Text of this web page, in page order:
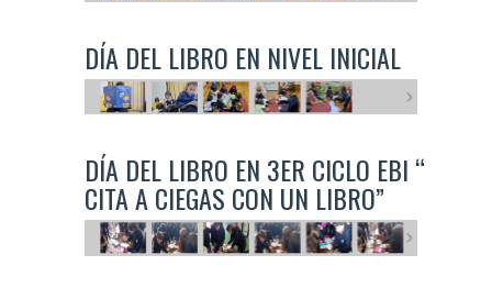
DÍA DEL LIBRO EN NIVEL INICIAL
DÍA DEL LIBRO EN 3ER CICLO EBI “
CITA A CIEGAS CON UN LIBRO”